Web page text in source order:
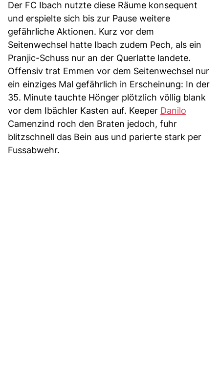
Der FC Ibach nutzte diese Räume konsequent
und erspielte sich bis zur Pause weitere
gefährliche Aktionen. Kurz vor dem
Seitenwechsel hatte Ibach zudem Pech, als ein
Pranjic-Schuss nur an der Querlatte landete.
Offensiv trat Emmen vor dem Seitenwechsel nur
ein einziges Mal gefährlich in Erscheinung: In der
35. Minute tauchte Hönger plötzlich völlig blank
vor dem Ibächler Kasten auf. Keeper Danilo
Camenzind roch den Braten jedoch, fuhr
blitzschnell das Bein aus und parierte stark per
Fussabwehr.